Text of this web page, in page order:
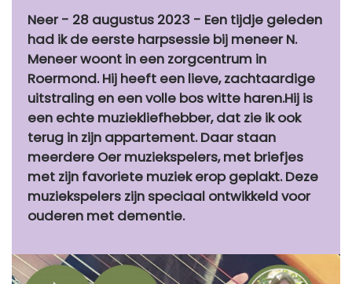
Neer - 28 augustus 2023 - Een tijdje geleden
had ik de eerste harpsessie bij meneer N.
Meneer woont in een zorgcentrum in
Roermond. Hij heeft een lieve, zachtaardige
uitstraling en een volle bos witte haren.Hij is
een echte muziekliefhebber, dat zie ik ook
terug in zijn appartement. Daar staan
meerdere Oer muziekspelers, met briefjes
met zijn favoriete muziek erop geplakt. Deze
muziekspelers zijn speciaal ontwikkeld voor
ouderen met dementie.